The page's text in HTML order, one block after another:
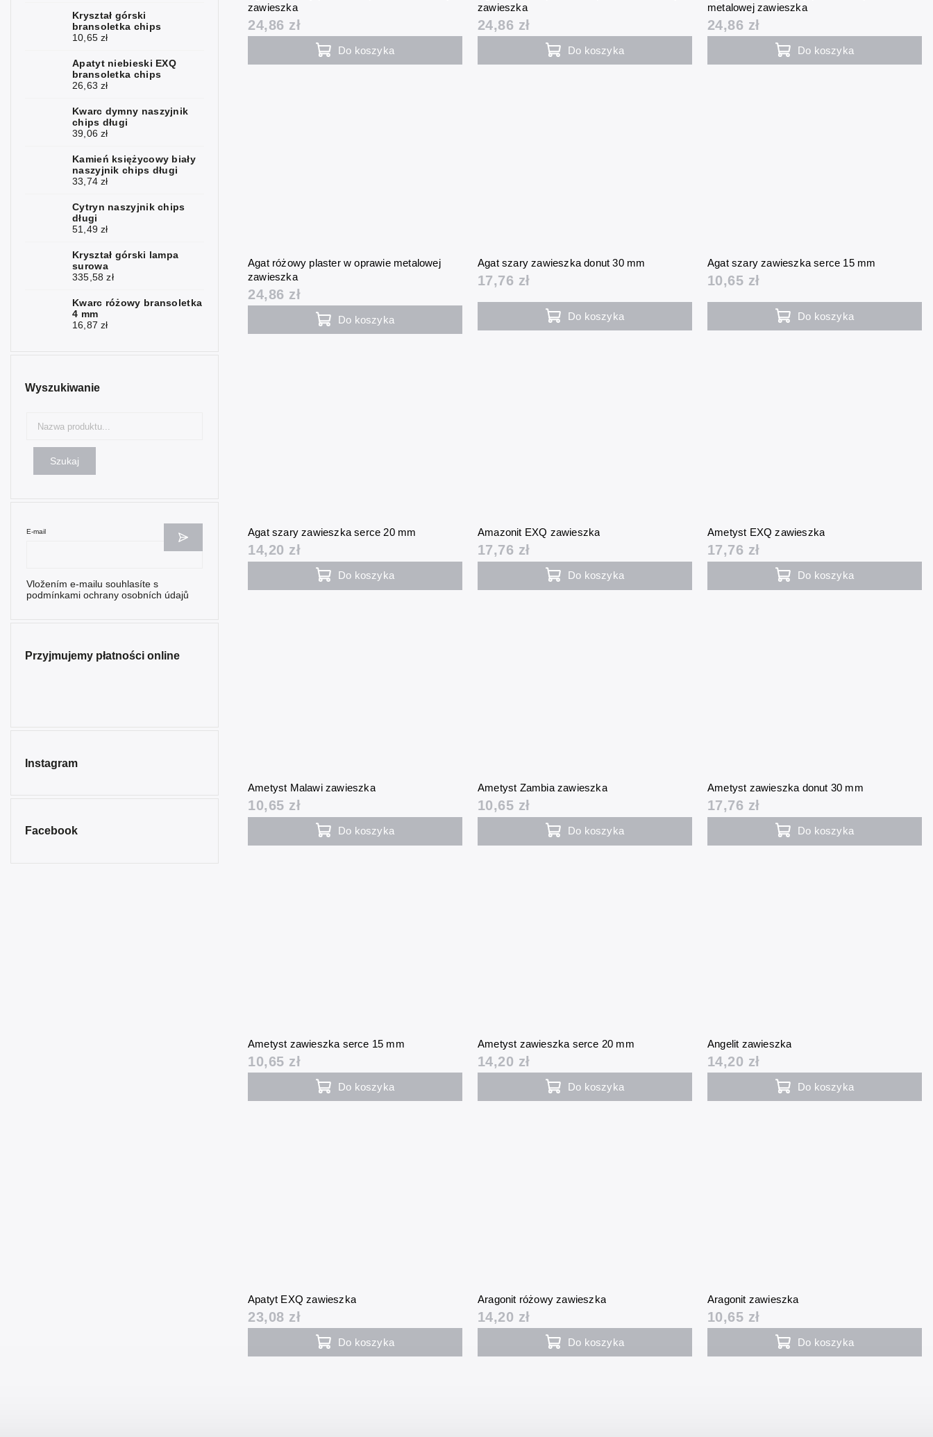
Lapis lazuli
3
4
2
4
Szmaragd 1
1
dymny
Kryształ górski
bransoletka chips
10,65 zł
Apatyt niebieski EXQ
bransoletka chips
26,63 zł
Kwarc dymny naszyjnik
chips długi
39,06 zł
Kamień księżycowy biały
naszyjnik chips długi
33,74 zł
Cytryn naszyjnik chips
długi
51,49 zł
Kryształ górski lampa
surowa
335,58 zł
Kwarc różowy bransoletka
4 mm
16,87 zł
Wyszukiwanie
Szukaj
E-mail
Vložením e-mailu souhlasíte s
podmínkami ochrany osobních údajů
Przyjmujemy płatności online
Instagram
Facebook
zawieszka
24,86 zł
Do koszyka
zawieszka
24,86 zł
Do koszyka
metalowej zawieszka
24,86 zł
Do koszyka
Agat różowy plaster w oprawie metalowej
zawieszka
24,86 zł
Do koszyka
Agat szary zawieszka donut 30 mm
17,76 zł
Do koszyka
Agat szary zawieszka serce 15 mm
10,65 zł
Do koszyka
Agat szary zawieszka serce 20 mm
14,20 zł
Do koszyka
Amazonit EXQ zawieszka
17,76 zł
Do koszyka
Ametyst EXQ zawieszka
17,76 zł
Do koszyka
Ametyst Malawi zawieszka
10,65 zł
Do koszyka
Ametyst Zambia zawieszka
10,65 zł
Do koszyka
Ametyst zawieszka donut 30 mm
17,76 zł
Do koszyka
Ametyst zawieszka serce 15 mm
10,65 zł
Do koszyka
Ametyst zawieszka serce 20 mm
14,20 zł
Do koszyka
Angelit zawieszka
14,20 zł
Do koszyka
Apatyt EXQ zawieszka
23,08 zł
Do koszyka
Aragonit różowy zawieszka
14,20 zł
Do koszyka
Aragonit zawieszka
10,65 zł
Do koszyka